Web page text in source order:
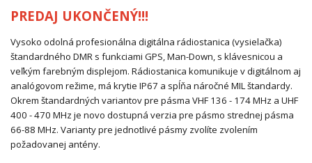
PREDAJ UKONČENÝ!!!
Vysoko odolná profesionálna digitálna rádiostanica (vysielačka)
štandardného DMR s funkciami GPS, Man-Down, s klávesnicou a
veľkým farebným displejom. Rádiostanica komunikuje v digitálnom aj
analógovom režime, má krytie IP67 a spĺňa náročné MIL štandardy.
Okrem štandardných variantov pre pásma VHF 136 - 174 MHz a UHF
400 - 470 MHz je novo dostupná verzia pre pásmo strednej pásma
66-88 MHz. Varianty pre jednotlivé pásmy zvolíte zvolením
požadovanej antény.